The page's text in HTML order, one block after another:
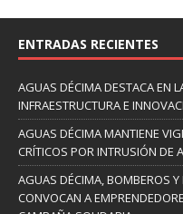
ENTRADAS RECIENTES
AGUAS DÉCIMA DESTACA EN
INFRAESTRUCTURA E
AGUAS DÉCIMA MANTIENE
CRÍTICOS POR INTRUSIÓN DE
AGUAS DÉCIMA, BOMBEROS
CONVOCAN A